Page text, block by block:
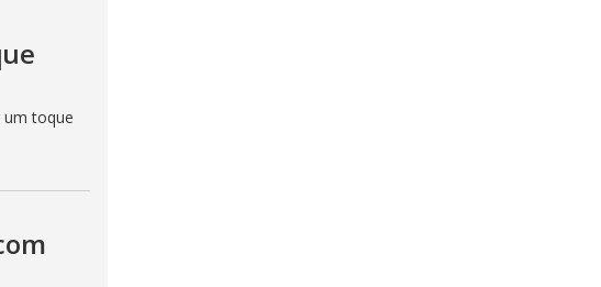
um toque